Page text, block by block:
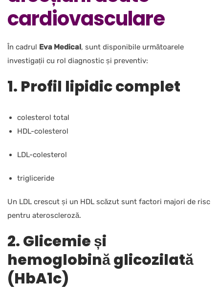
cardiovasculare
În cadrul Eva Medical, sunt disponibile următoarele
investigații cu rol diagnostic și preventiv:
1. Profil lipidic complet
colesterol total
HDL-colesterol
LDL-colesterol
trigliceride
Un LDL crescut și un HDL scăzut sunt factori majori de risc
pentru ateroscleroză.
2. Glicemie și
hemoglobină glicozilată
(HbA1c)